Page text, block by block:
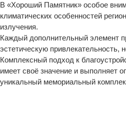
В «Хороший Памятник» особое
климатических особенностей
излучения.
Каждый дополнительный элемент
эстетическую привлекательность,
Комплексный подход к
имеет своё значение и выполняет
уникальный мемориальный